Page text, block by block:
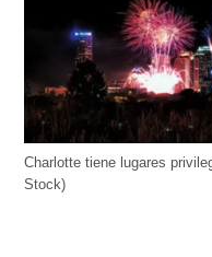
Charlotte tiene lugares
Stock)